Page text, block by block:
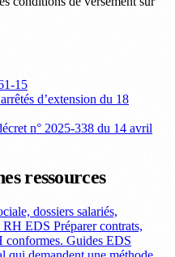
15
d’extension du 18
n° 2025-338 du 14 avril
ressources
dossiers salariés,
RH EDS Préparer contrats,
conformes. Guides EDS